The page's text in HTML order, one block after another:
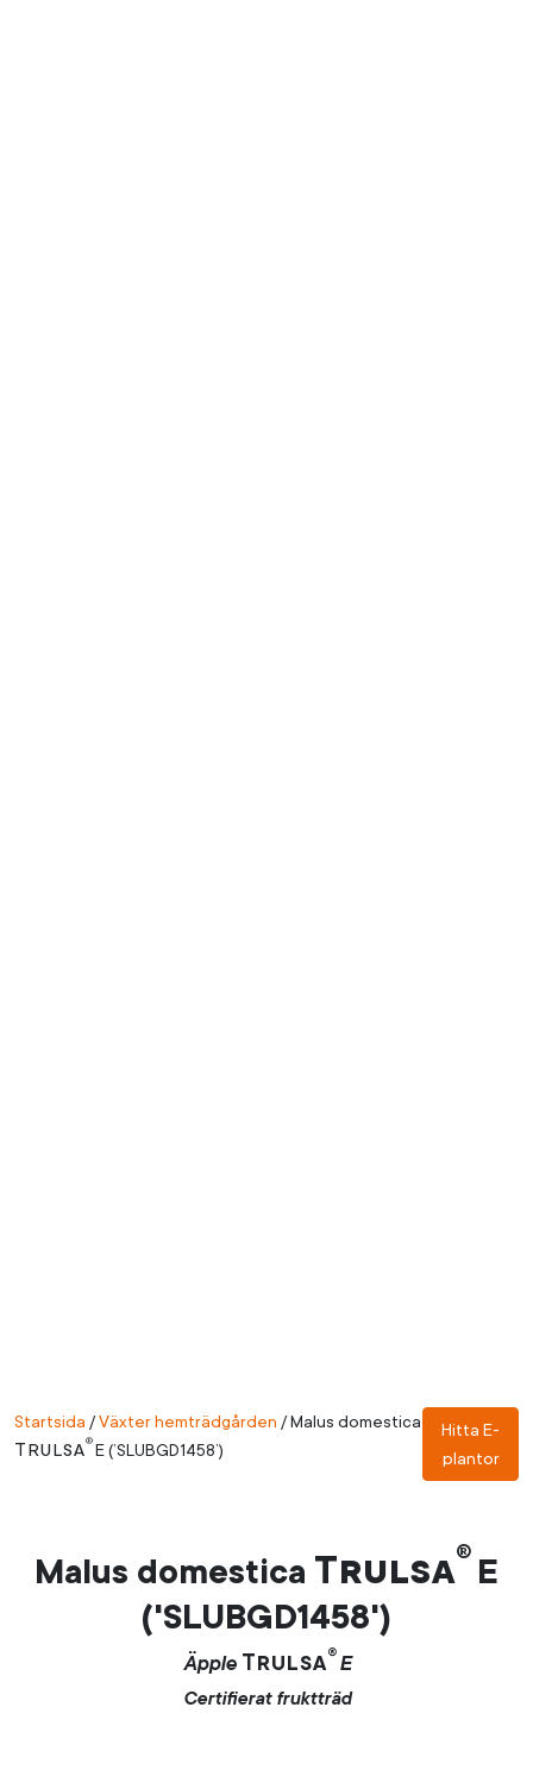
Startsida /Växter hemträdgården /Malus domestica
Trulsa® E (’SLUBGD1458’)
Hitta E-
plantor
Malus domestica Trulsa®
E
('SLUBGD1458')
Äpple Trulsa®
E
Certifierat fruktträd